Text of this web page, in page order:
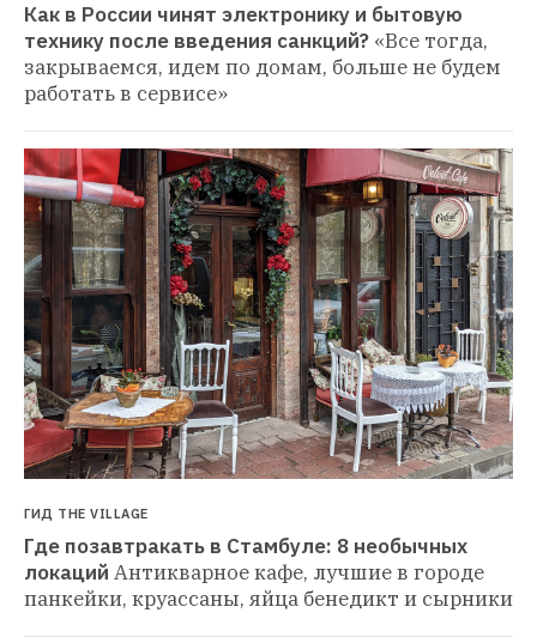
Как в России чинят электронику и бытовую
технику после введения санкций? «Все тогда,
закрываемся, идем по домам, больше не будем
работать в сервисе»
ГИД THE VILLAGE
Где позавтракать в Стамбуле: 8 необычных
локаций Антикварное кафе, лучшие в городе
панкейки, круассаны, яйца бенедикт и сырники